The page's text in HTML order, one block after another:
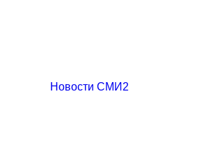
Новости СМИ2